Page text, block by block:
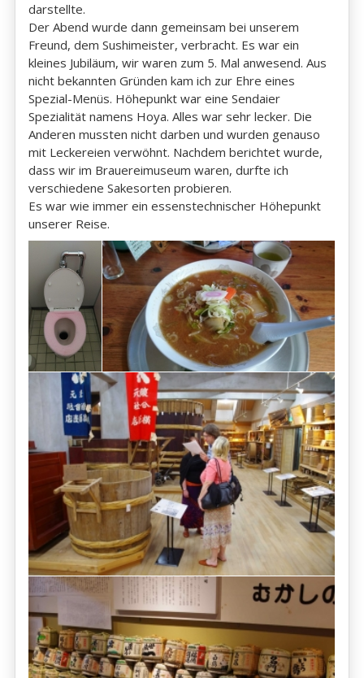
darstellte.
Der Abend wurde dann gemeinsam bei unserem
Freund, dem Sushimeister, verbracht. Es war ein
kleines Jubiläum, wir waren zum 5. Mal anwesend. Aus
nicht bekannten Gründen kam ich zur Ehre eines
Spezial-Menüs. Höhepunkt war eine Sendaier
Spezialität namens Hoya. Alles war sehr lecker. Die
Anderen mussten nicht darben und wurden genauso
mit Leckereien verwöhnt. Nachdem berichtet wurde,
dass wir im Brauereimuseum waren, durfte ich
verschiedene Sakesorten probieren.
Es war wie immer ein essenstechnischer Höhepunkt
unserer Reise.